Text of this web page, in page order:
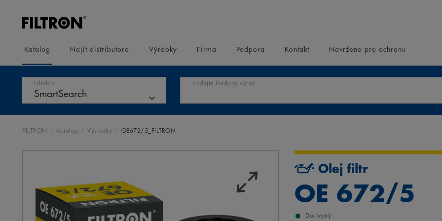
Katalog Najít distributora Výrobky Firma Podpora Kontakt Navrženo pro ochranu
Hledání Zadejte hledaný výraz
FILTRON Katalog Výsledky OE672/5_FILTRON
Olej filtr
OE 672/5
Dostupný